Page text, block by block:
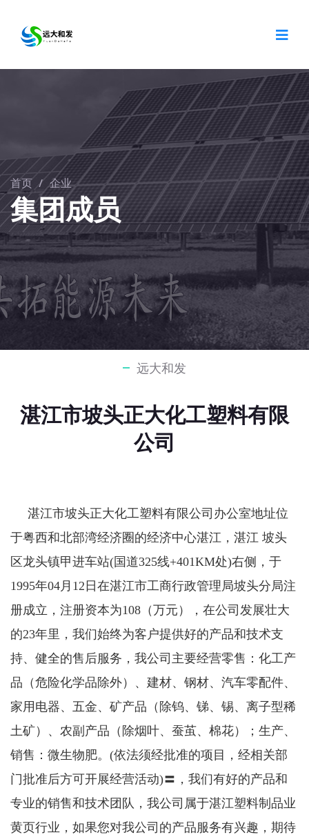
首页 / 企业
集团成员
远大和发
湛江市坡头正大化工塑料有限
公司
湛江市坡头正大化工塑料有限公司办公室地址位
于粤西和北部湾经济圈的经济中心湛江，湛江 坡头
区龙头镇甲进车站(国道325线+401KM处)右侧，于
1995年04月12日在湛江市工商行政管理局坡头分局注
册成立，注册资本为108（万元），在公司发展壮大
的23年里，我们始终为客户提供好的产品和技术支
持、健全的售后服务，我公司主要经营零售：化工产
品（危险化学品除外）、建材、钢材、汽车零配件、
家用电器、五金、矿产品（除钨、锑、锡、离子型稀
土矿）、农副产品（除烟叶、蚕茧、棉花）；生产、
销售：微生物肥。(依法须经批准的项目，经相关部
门批准后方可开展经营活动)〓，我们有好的产品和
专业的销售和技术团队，我公司属于湛江塑料制品业
黄页行业，如果您对我公司的产品服务有兴趣，期待